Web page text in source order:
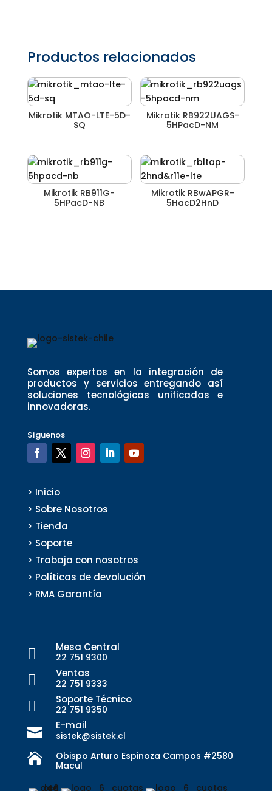
Productos relacionados
Mikrotik MTAO-LTE-5D-
SQ
Mikrotik RB922UAGS-
5HPacD-NM
Mikrotik RB911G-
5HPacD-NB
Mikrotik RBwAPGR-
5HacD2HnD
Somos expertos en la integración de
productos y servicios entregando así
soluciones tecnológicas unificadas e
innovadoras.
Síguenos
> Inicio
> Sobre Nosotros
> Tienda
> Soporte
> Trabaja con nosotros
> Políticas de devolución
> RMA Garantía
 Mesa Central
22 751 9300
 Ventas
22 751 9333
 Soporte Técnico
22 751 9350
 E-mail
sistek@sistek.cl

Obispo Arturo Espinoza Campos #2580
Macul